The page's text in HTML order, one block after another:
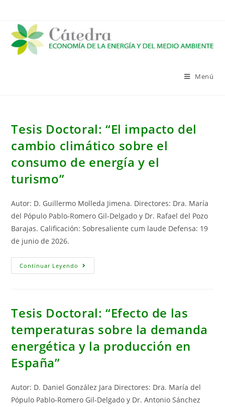
contenido
Menú
Tesis Doctoral: “El impacto del
cambio climático sobre el
consumo de energía y el
turismo”
Autor: D. Guillermo Molleda Jimena. Directores: Dra. María
del Pópulo Pablo-Romero Gil-Delgado y Dr. Rafael del Pozo
Barajas. Calificación: Sobresaliente cum laude Defensa: 19
de junio de 2026.
Continuar Leyendo Tesis
Doctoral:
Climático
Sobre
Consumo
De
Energía
Y
El
Tesis Doctoral: “Efecto de las
temperaturas sobre la demanda
energética y la producción en
España”
Autor: D. Daniel González Jara Directores: Dra. María del
Pópulo Pablo-Romero Gil-Delgado y Dr. Antonio Sánchez